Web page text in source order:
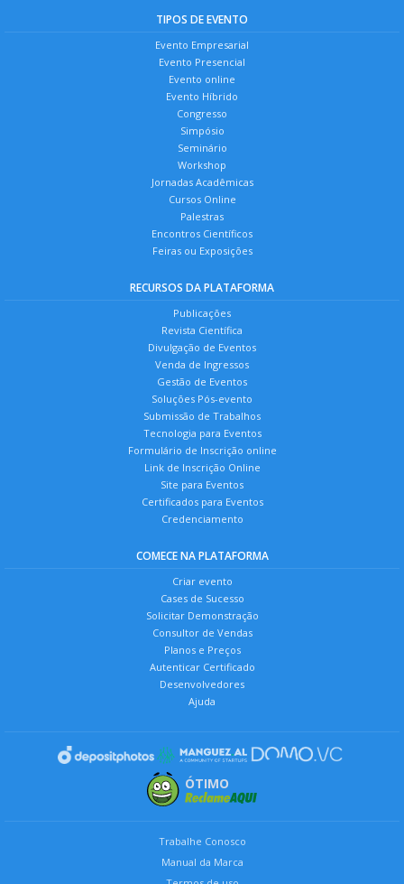
TIPOS DE EVENTO
Evento Empresarial
Evento Presencial
Evento online
Evento Híbrido
Congresso
Simpósio
Seminário
Workshop
Jornadas Acadêmicas
Cursos Online
Palestras
Encontros Científicos
Feiras ou Exposições
RECURSOS DA PLATAFORMA
Publicações
Revista Científica
Divulgação de Eventos
Venda de Ingressos
Gestão de Eventos
Soluções Pós-evento
Submissão de Trabalhos
Tecnologia para Eventos
Formulário de Inscrição online
Link de Inscrição Online
Site para Eventos
Certificados para Eventos
Credenciamento
COMECE NA PLATAFORMA
Criar evento
Cases de Sucesso
Solicitar Demonstração
Consultor de Vendas
Planos e Preços
Autenticar Certificado
Desenvolvedores
Ajuda
ÓTIMO
Trabalhe Conosco
Manual da Marca